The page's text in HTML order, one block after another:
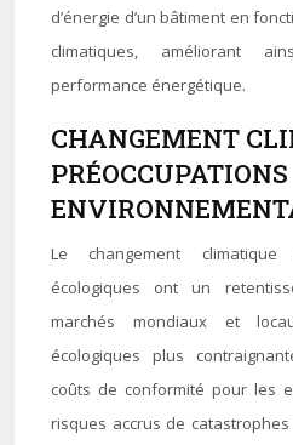
d’énergie d’un bâtiment en
climatiques, améliorant
performance énergétique.
CHANGEMENT
PRÉOCCUPATIONS
Le changement
écologiques ont un
marchés mondiaux et
écologiques plus
coûts de conformité pour les
risques accrus de